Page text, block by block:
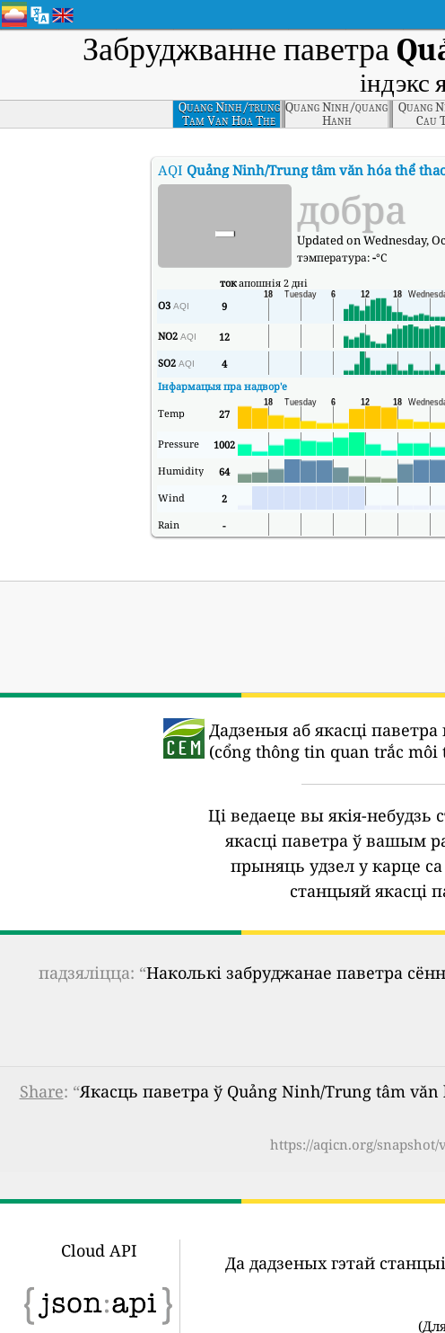
Забруджванне паветра
індэкс
Quang Ninh/trung
Tam Van Hoa The
Thao Cam Pha
Quang Ninh/quang
Hanh
Quang
Cau
AQI Quảng Ninh/Trung tâm văn hóa thể thao
- добра
Updated on Wednesday,
тэмпература:-°C
токапошнія 2 дні
O3 AQI 9
NO2 AQI 12
SO2 AQI 4
Інфармацыя пра надвор'е
Temp
27
Pressure 1002
Humidity
64
Wind
2
Rain
-
Дадзеныя аб якасці
(cổng thông tin quan trắc môi
Ці ведаеце вы якія-небудзь
якасці паветра ў вашым
прыняць удзел у карце
станцыяй якасці
падзяліцца: “Наколькі забруджанае паветра
Share: “Якасць паветра ў Quảng Ninh/Trung tâm văn
https://aqicn.org/snapshot/
Cloud API
Да дадзеных гэтай
(